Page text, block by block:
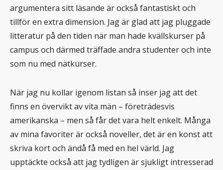
argumentera sitt läsande är också fantastiskt och
tillför en extra dimension. Jag är glad att jag pluggade
litteratur på den tiden när man hade kvällskurser på
campus och därmed träffade andra studenter och inte
som nu med nätkurser.
När jag nu kollar igenom listan så inser jag att det
finns en övervikt av vita män – företrädesvis
amerikanska – men så får det vara helt enkelt. Många
av mina favoriter är också noveller, det är en konst att
skriva kort och ändå få med en hel värld. Jag
upptäckte också att jag tydligen är sjukligt intresserad